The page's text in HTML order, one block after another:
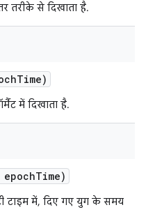
तरीके से दिखाता है.
Time)
में दिखाता है.
Time)
टाइम में, दिए गए युग के समय